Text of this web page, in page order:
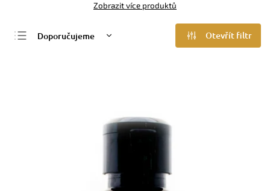
Zobrazit více produktů
Doporučujeme
Otevřít filtr